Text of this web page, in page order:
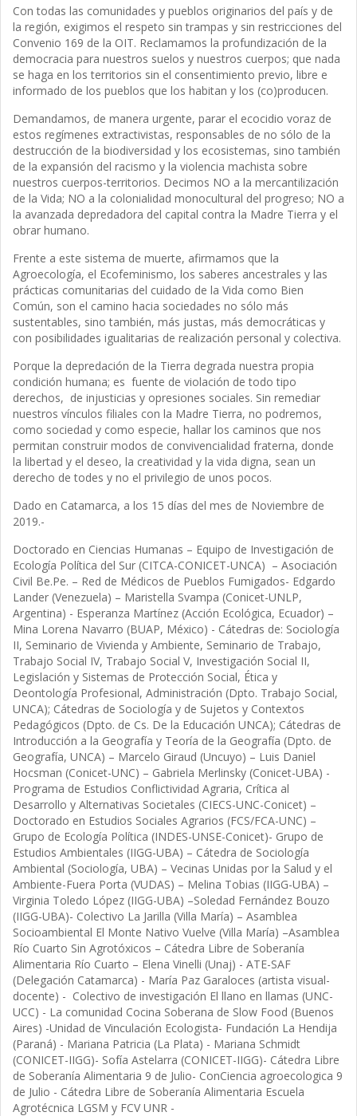
Con todas las comunidades y pueblos originarios del país y de
la región, exigimos el respeto sin trampas y sin restricciones del
Convenio 169 de la OIT. Reclamamos la profundización de la
democracia para nuestros suelos y nuestros cuerpos; que nada
se haga en los territorios sin el consentimiento previo, libre e
informado de los pueblos que los habitan y los (co)producen.
Demandamos, de manera urgente, parar el ecocidio voraz de
estos regímenes extractivistas, responsables de no sólo de la
destrucción de la biodiversidad y los ecosistemas, sino también
de la expansión del racismo y la violencia machista sobre
nuestros cuerpos-territorios. Decimos NO a la mercantilización
de la Vida; NO a la colonialidad monocultural del progreso; NO a
la avanzada depredadora del capital contra la Madre Tierra y el
obrar humano.
Frente a este sistema de muerte, afirmamos que la
Agroecología, el Ecofeminismo, los saberes ancestrales y las
prácticas comunitarias del cuidado de la Vida como Bien
Común, son el camino hacia sociedades no sólo más
sustentables, sino también, más justas, más democráticas y
con posibilidades igualitarias de realización personal y colectiva.
Porque la depredación de la Tierra degrada nuestra propia
condición humana; es fuente de violación de todo tipo
derechos, de injusticias y opresiones sociales. Sin remediar
nuestros vínculos filiales con la Madre Tierra, no podremos,
como sociedad y como especie, hallar los caminos que nos
permitan construir modos de convivencialidad fraterna, donde
la libertad y el deseo, la creatividad y la vida digna, sean un
derecho de todes y no el privilegio de unos pocos.
Dado en Catamarca, a los 15 días del mes de Noviembre de
2019.-
Doctorado en Ciencias Humanas – Equipo de Investigación de
Ecología Política del Sur (CITCA-CONICET-UNCA) – Asociación
Civil Be.Pe. – Red de Médicos de Pueblos Fumigados- Edgardo
Lander (Venezuela) – Maristella Svampa (Conicet-UNLP,
Argentina) - Esperanza Martínez (Acción Ecológica, Ecuador) –
Mina Lorena Navarro (BUAP, México) - Cátedras de: Sociología
II, Seminario de Vivienda y Ambiente, Seminario de Trabajo,
Trabajo Social IV, Trabajo Social V, Investigación Social II,
Legislación y Sistemas de Protección Social, Ética y
Deontología Profesional, Administración (Dpto. Trabajo Social,
UNCA); Cátedras de Sociología y de Sujetos y Contextos
Pedagógicos (Dpto. de Cs. De la Educación UNCA); Cátedras de
Introducción a la Geografía y Teoría de la Geografía (Dpto. de
Geografía, UNCA) – Marcelo Giraud (Uncuyo) – Luis Daniel
Hocsman (Conicet-UNC) – Gabriela Merlinsky (Conicet-UBA) -
Programa de Estudios Conflictividad Agraria, Crítica al
Desarrollo y Alternativas Societales (CIECS-UNC-Conicet) –
Doctorado en Estudios Sociales Agrarios (FCS/FCA-UNC) –
Grupo de Ecología Política (INDES-UNSE-Conicet)- Grupo de
Estudios Ambientales (IIGG-UBA) – Cátedra de Sociología
Ambiental (Sociología, UBA) – Vecinas Unidas por la Salud y el
Ambiente-Fuera Porta (VUDAS) – Melina Tobias (IIGG-UBA) –
Virginia Toledo López (IIGG-UBA) –Soledad Fernández Bouzo
(IIGG-UBA)- Colectivo La Jarilla (Villa María) – Asamblea
Socioambiental El Monte Nativo Vuelve (Villa María) –Asamblea
Río Cuarto Sin Agrotóxicos – Cátedra Libre de Soberanía
Alimentaria Río Cuarto – Elena Vinelli (Unaj) - ATE-SAF
(Delegación Catamarca) - María Paz Garaloces (artista visual-
docente) - Colectivo de investigación El llano en llamas (UNC-
UCC) - La comunidad Cocina Soberana de Slow Food (Buenos
Aires) -Unidad de Vinculación Ecologista- Fundación La Hendija
(Paraná) - Mariana Patricia (La Plata) - Mariana Schmidt
(CONICET-IIGG)- Sofía Astelarra (CONICET-IIGG)- Cátedra Libre
de Soberanía Alimentaria 9 de Julio- ConCiencia agroecologica 9
de Julio - Cátedra Libre de Soberanía Alimentaria Escuela
Agrotécnica LGSM y FCV UNR -